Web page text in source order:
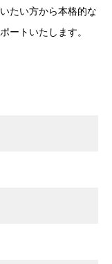
たい方から本格的な
ートいたします。